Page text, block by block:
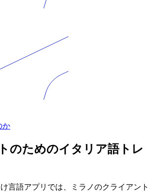
か
のためのイタリア語トレ
言語アプリでは、ミラノのクライアント